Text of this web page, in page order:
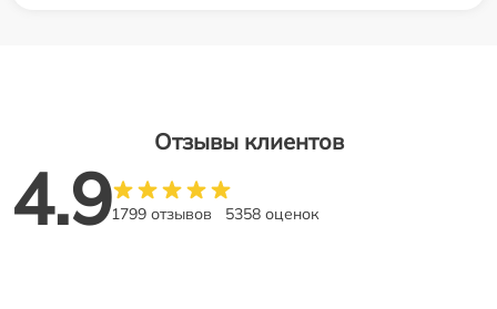
Отзывы клиентов
4.91799 отзывов 5358 оценок